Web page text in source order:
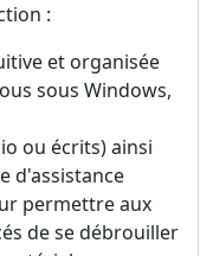
:
et organisée
sous Windows,
ou écrits) ainsi
d'assistance
permettre aux
de se débrouiller